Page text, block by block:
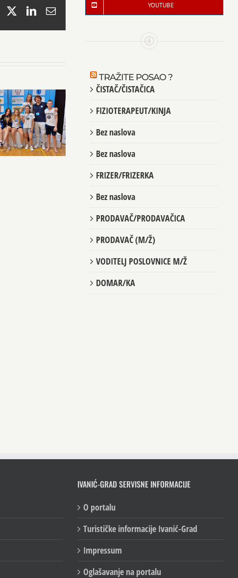
Facebook
X LinkedIn
Email
YOUTUBE
TRAŽITE POSAO ?
ČISTAČ/ČISTAČICA
FIZIOTERAPEUT/KINJA
Bez naslova
Bez naslova
FRIZER/FRIZERKA
Bez naslova
PRODAVAČ/PRODAVAČICA
PRODAVAČ (M/Ž)
VODITELJ POSLOVNICE M/Ž
DOMAR/KA
IVANIĆ-GRAD SERVISNE INFORMACIJE
O portalu
Turističke informacije Ivanić-Grad
Impressum
Oglašavanje na portalu